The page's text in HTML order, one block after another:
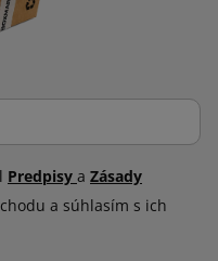
Predpisy a Zásady
a súhlasím s ich